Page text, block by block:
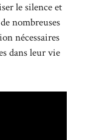
le silence et
nombreuses
nécessaires
dans leur vie